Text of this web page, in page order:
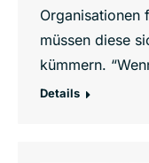
Organisationen
müssen diese
kümmern.
Details